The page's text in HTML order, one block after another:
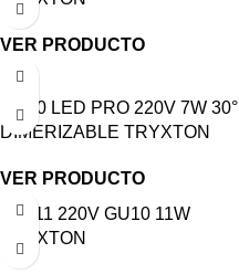
VER PRODUCTO
GU10 LED PRO 220V 7W 30°
DIMERIZABLE TRYXTON
VER PRODUCTO
AR111 220V GU10 11W
TRYXTON